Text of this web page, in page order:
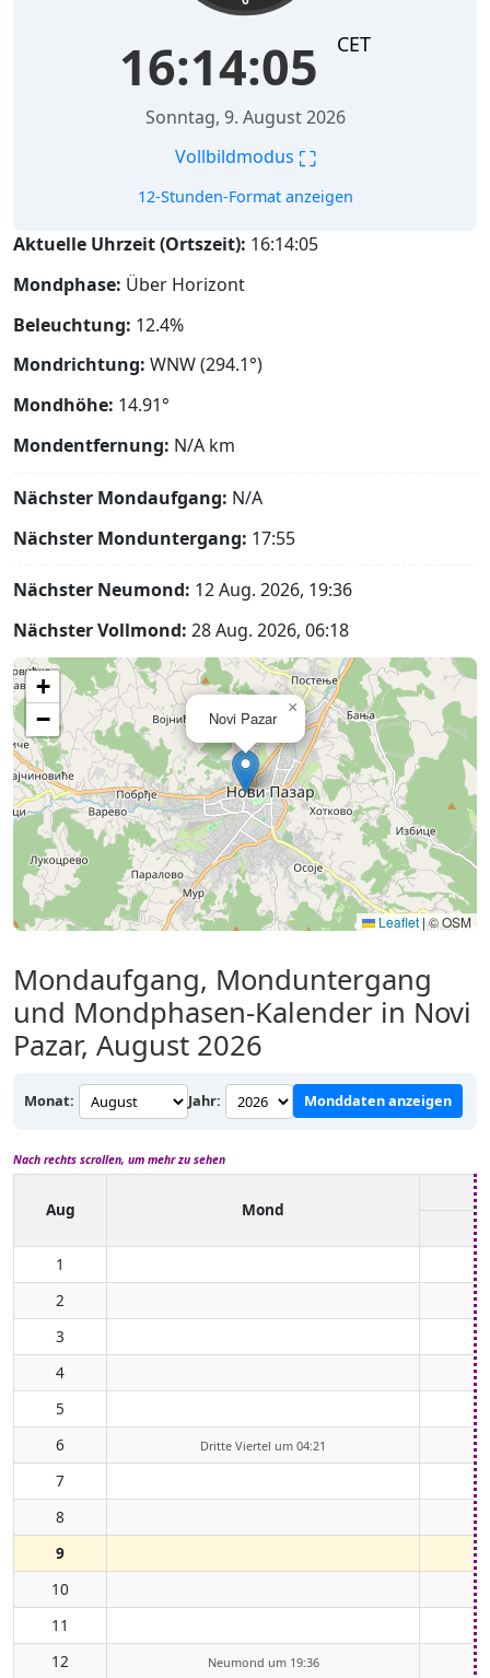
16:14:06 CET
Sonntag, 9. August 2026
Vollbildmodus ⛶
12-Stunden-Format anzeigen
Aktuelle Uhrzeit (Ortszeit): 16:14:06
Mondphase: Über Horizont
Beleuchtung: 12.4%
Mondrichtung: WNW (294.1°)
Mondhöhe: 14.91°
Mondentfernung: N/A km
Nächster Mondaufgang: N/A
Nächster Monduntergang: 17:55
Nächster Neumond: 12 Aug. 2026, 19:36
Nächster Vollmond: 28 Aug. 2026, 06:18
Novi Pazar
×
+
−
Leaflet|© OSM
Mondaufgang, Monduntergang
und Mondphasen-Kalender in Novi
Pazar, August 2026
Monat: Jahr: Monddaten anzeigen
Nach rechts scrollen, um mehr zu sehen
Aug Mond
1
2
3
4
5
6
Dritte Viertel um 04:21
7
8
9
10
11
12
Neumond um 19:36